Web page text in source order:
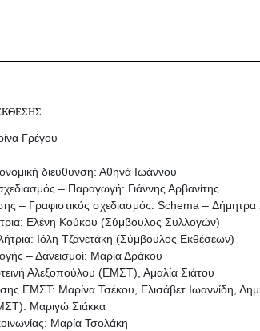
Γρέγου
διεύθυνση: Αθηνά Ιωάννου
– Παραγωγή: Γιάννης Αρβανίτης
– Γραφιστικός σχεδιασμός: Schema –
Ελένη Κούκου (Σύμβουλος Συλλογών)
Ιόλη Τζανετάκη (Σύμβουλος Εκθέσεων)
– Δανεισμοί: Μαρία Δράκου
Αλεξοπούλου (ΕΜΣΤ), Αμαλία Σιάτου
ΕΜΣΤ: Μαρίνα Τσέκου, Ελισάβετ Ιωαννίδη,
Μαριγώ Σιάκκα
Μαρία Τσολάκη